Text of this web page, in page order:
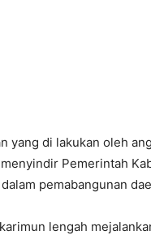
yang di lakukan oleh
Pemerintah
pemabangunan
lengah